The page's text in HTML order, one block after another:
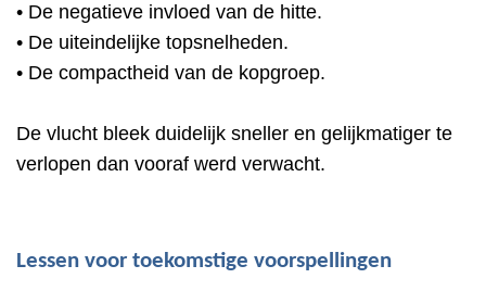
• De negatieve invloed van de hitte.
• De uiteindelijke topsnelheden.
• De compactheid van de kopgroep.
De vlucht bleek duidelijk sneller en gelijkmatiger te
verlopen dan vooraf werd verwacht.
Lessen voor toekomstige voorspellingen